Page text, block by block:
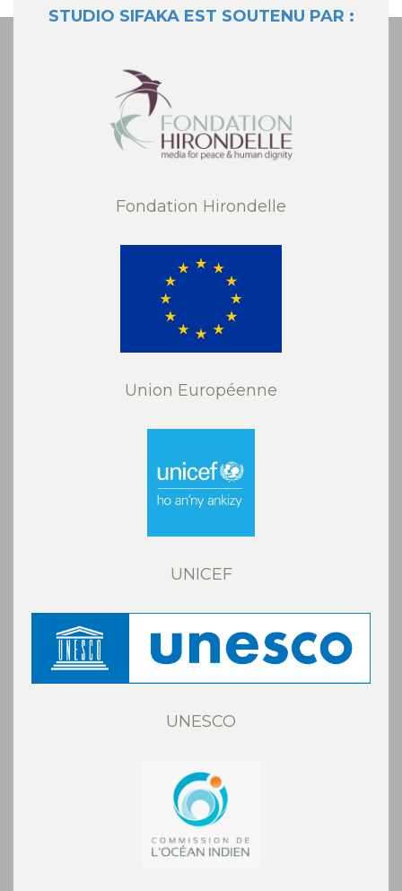
STUDIO SIFAKA EST SOUTENU PAR :
Fondation Hirondelle
Union Européenne
UNICEF
UNESCO